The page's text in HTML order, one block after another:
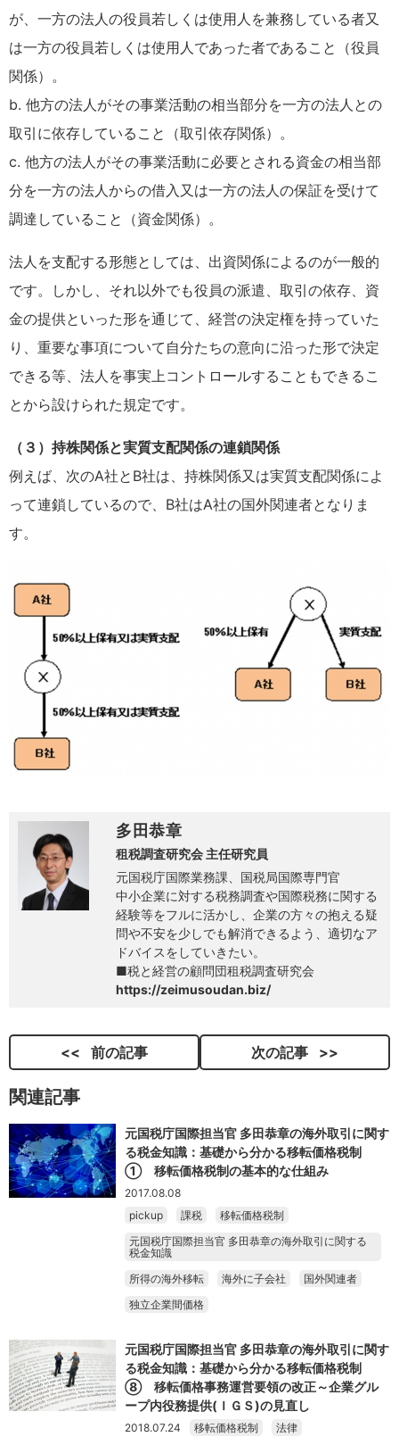
が、一方の法人の役員若しくは使用人を兼務している者又
は一方の役員若しくは使用人であった者であること（役員
関係）。
b. 他方の法人がその事業活動の相当部分を一方の法人との
取引に依存していること（取引依存関係）。
c. 他方の法人がその事業活動に必要とされる資金の相当部
分を一方の法人からの借入又は一方の法人の保証を受けて
調達していること（資金関係）。
法人を支配する形態としては、出資関係によるのが一般的
です。しかし、それ以外でも役員の派遣、取引の依存、資
金の提供といった形を通じて、経営の決定権を持っていた
り、重要な事項について自分たちの意向に沿った形で決定
できる等、法人を事実上コントロールすることもできるこ
とから設けられた規定です。
（３）持株関係と実質支配関係の連鎖関係
例えば、次のA社とB社は、持株関係又は実質支配関係によ
って連鎖しているので、B社はA社の国外関連者となりま
す。
多田恭章
租税調査研究会 主任研究員
元国税庁国際業務課、国税局国際専門官
中小企業に対する税務調査や国際税務に関する
経験等をフルに活かし、企業の方々の抱える疑
問や不安を少しでも解消できるよう、適切なア
ドバイスをしていきたい。
■税と経営の顧問団租税調査研究会
https://zeimusoudan.biz/
前の記事 次の記事
関連記事
元国税庁国際担当官 多田恭章の海外取引に関す
る税金知識：基礎から分かる移転価格税制
① 移転価格税制の基本的な仕組み
2017.08.08
pickup
課税
移転価格税制
元国税庁国際担当官 多田恭章の海外取引に関する
税金知識
所得の海外移転
海外に子会社
国外関連者
独立企業間価格
元国税庁国際担当官 多田恭章の海外取引に関す
る税金知識：基礎から分かる移転価格税制
⑧ 移転価格事務運営要領の改正～企業グル
ープ内役務提供(ＩＧＳ)の見直し
2018.07.24 移転価格税制 法律